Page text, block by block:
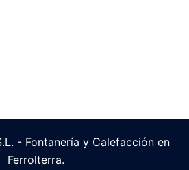
- Fontanería y Calefacción en
Ferrolterra.